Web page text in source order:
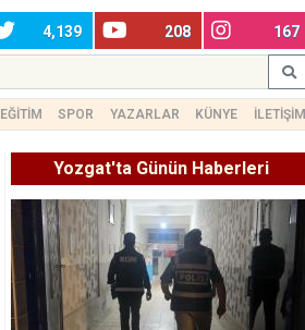
4,139 208 167
EĞİTİM SPOR YAZARLAR KÜNYE İLETİŞİM
Yozgat'ta Günün Haberleri